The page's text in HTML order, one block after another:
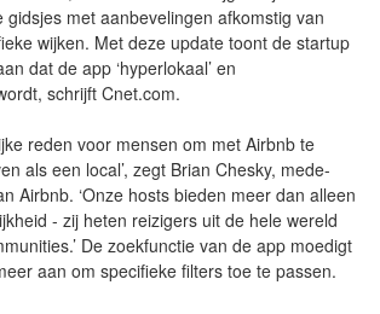
gidsjes met aanbevelingen afkomstig van
wijken. Met deze update toont de startup
dat de app ‘hyperlokaal’ en
schrijft Cnet.com.
reden voor mensen om met Airbnb te
als een local’, zegt Brian Chesky, mede-
Airbnb. ‘Onze hosts bieden meer dan alleen
- zij heten reizigers uit de hele wereld
De zoekfunctie van de app moedigt
aan om specifieke filters toe te passen.